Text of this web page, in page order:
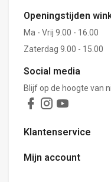
Openingstijden
Ma - Vrij 9.00 - 16.00
Zaterdag 9.00 - 15.00
Social media
Blijf op de hoogte van
Klantenservice
Mijn account